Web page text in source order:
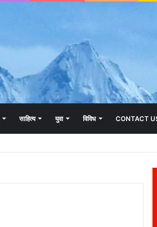
साहित्य युवा विविध CONTACT